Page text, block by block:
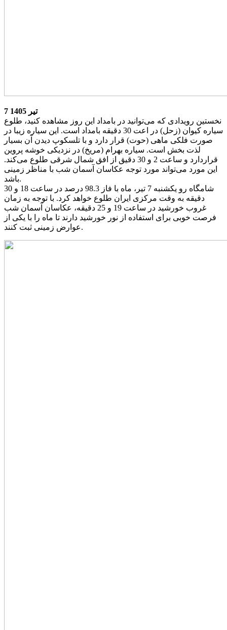
7 تیر 1405
نخستین رویدادی که می‌توانید در بامداد این روز مشاهده کنید، طلوع
سیاره کیوان (زحل) در اعت 30 دقیقه بامداد است. این سیاره زیبا در
صورت فلکی ماهی (حوت) قرار دارد و با تلسکوپ دیدن آن بسیار
لذت بخش است. سیاره بهرام (مریخ) در نزدیکی خوشه پروین
قراردارد و ساعت 2 و 30 دقیق از افق شمال شرقی طلوع می‌کند.
این مورد می‌تواند مورد توجه عکاسان آسمان شب با مناظر زمینی
باشد.
شامگاه رو یکشنبه 7 تیر، ماه با فاز 98.3 درصد در ساعت 18 و 30
دقیقه به وقت مرکزی ایران طلوع خواهد کرد. با توجه به زمان
غروب خورشید در ساعت 19 و 25 دقیقه، عکاسان آسمان شب
فرصت خوبی برای استفاده از نور خورشید دارند تا ماه را با یکی از
عوارض زمینی ثبت کنند.